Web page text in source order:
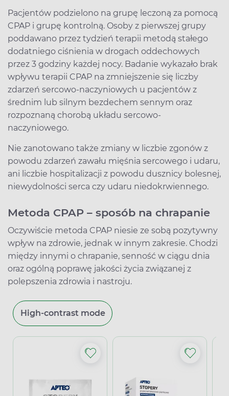
Pacjentów podzielono na grupę leczoną za pomocą
CPAP i grupę kontrolną. Osoby z pierwszej grupy
poddawano przez tydzień terapii metodą stałego
dodatniego ciśnienia w drogach oddechowych
przez 3 godziny każdej nocy. Badanie wykazało brak
wpływu terapii CPAP na zmniejszenie się liczby
zdarzeń sercowo-naczyniowych u pacjentów z
średnim lub silnym bezdechem sennym oraz
rozpoznaną chorobą układu sercowo-
naczyniowego.
Nie zanotowano także zmiany w liczbie zgonów z
powodu zdarzeń zawału mięśnia sercowego i udaru,
ani liczbie hospitalizacji z powodu dusznicy bolesnej,
niewydolności serca czy udaru niedokrwiennego.
Metoda CPAP – sposób na chrapanie
Oczywiście metoda CPAP niesie ze sobą pozytywny
wpływ na zdrowie, jednak w innym zakresie. Chodzi
między innymi o chrapanie, senność w ciągu dnia
oraz ogólną poprawę jakości życia związanej z
polepszenia zdrowia i nastroju.
High-contrast mode